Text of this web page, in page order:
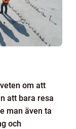
om att
att bara resa
man även ta
och